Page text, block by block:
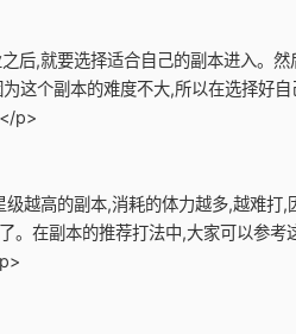
后,就要选择适合自己的副本进入。
这个副本的难度不大,所以在选择好
p>
越高的副本,消耗的体力越多,越难打,
。在副本的推荐打法中,大家可以参考